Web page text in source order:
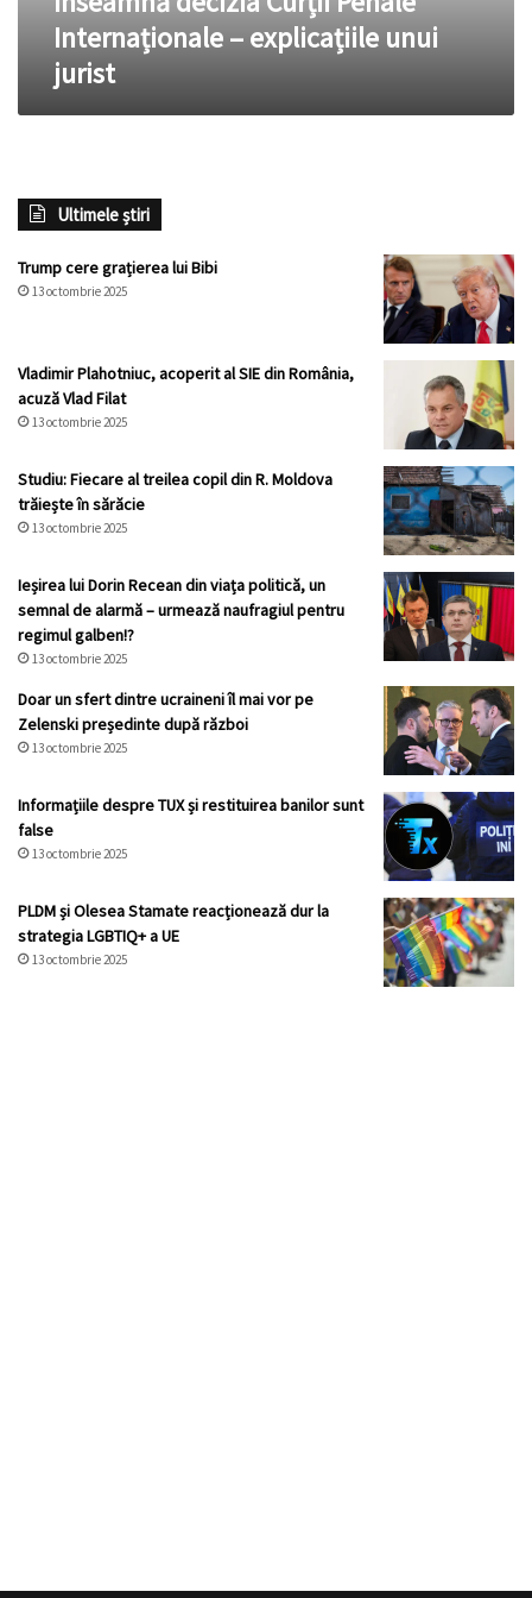
Internaționale
explicațiile
jurist
Internaționale – explicațiile unui
jurist
Ultimele știri
Trump cere grațierea lui Bibi
13 octombrie 2025
Vladimir Plahotniuc, acoperit al SIE din România,
acuză Vlad Filat
13 octombrie 2025
Studiu: Fiecare al treilea copil din R. Moldova
trăiește în sărăcie
13 octombrie 2025
Ieșirea lui Dorin Recean din viața politică, un
semnal de alarmă – urmează naufragiul pentru
regimul galben!?
13 octombrie 2025
Doar un sfert dintre ucraineni îl mai vor pe
Zelenski președinte după război
13 octombrie 2025
Informațiile despre TUX și restituirea banilor sunt
false
13 octombrie 2025
PLDM și Olesea Stamate reacționează dur la
strategia LGBTIQ+ a UE
13 octombrie 2025